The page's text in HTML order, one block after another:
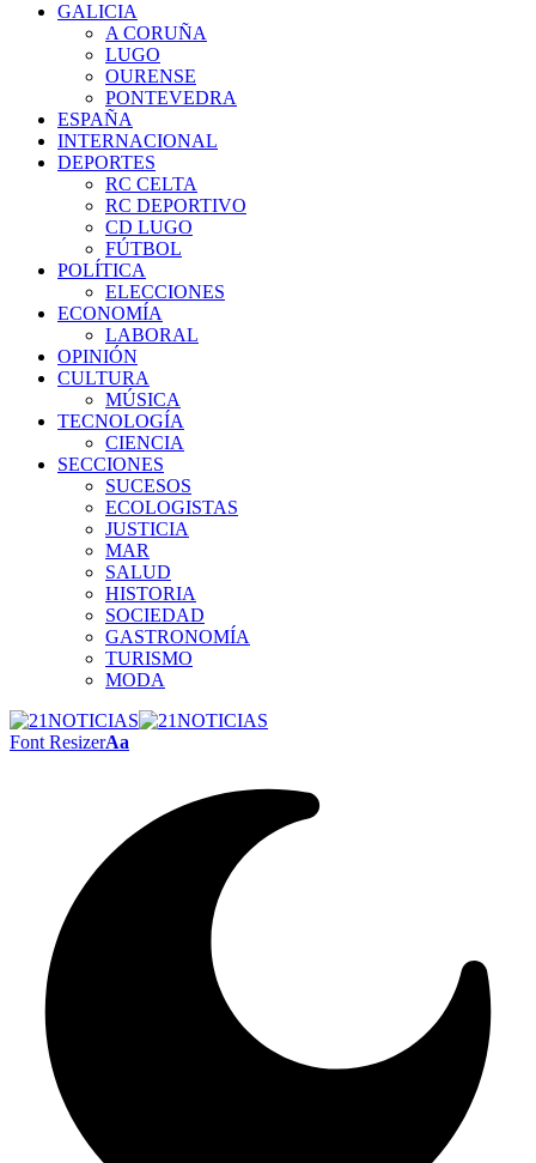
GALICIA
A CORUÑA
LUGO
OURENSE
PONTEVEDRA
ESPAÑA
INTERNACIONAL
DEPORTES
RC CELTA
RC DEPORTIVO
CD LUGO
FÚTBOL
POLÍTICA
ELECCIONES
ECONOMÍA
LABORAL
OPINIÓN
CULTURA
MÚSICA
TECNOLOGÍA
CIENCIA
SECCIONES
SUCESOS
ECOLOGISTAS
JUSTICIA
MAR
SALUD
HISTORIA
SOCIEDAD
GASTRONOMÍA
TURISMO
MODA
Font ResizerAa